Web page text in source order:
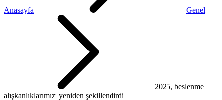
Anasayfa Genel
2025, beslenme
alışkanlıklarımızı yeniden şekillendirdi